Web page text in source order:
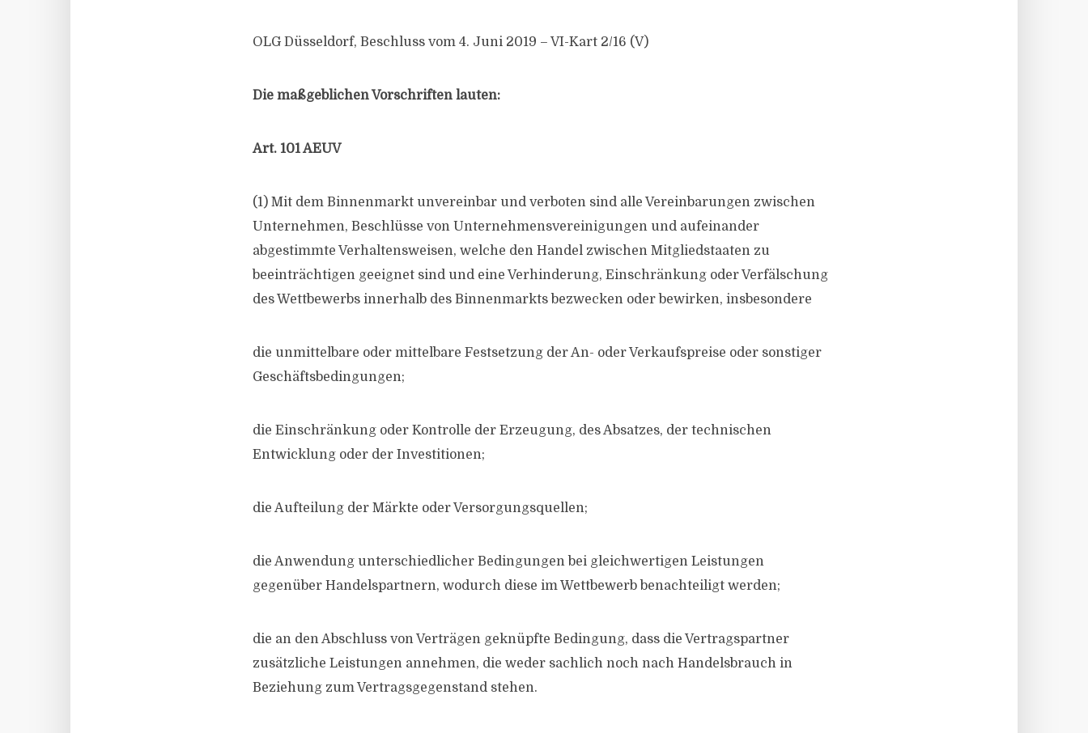
OLG Düsseldorf, Beschluss vom 4. Juni 2019 – VI-Kart 2/16 (V)
Die maßgeblichen Vorschriften lauten:
Art. 101 AEUV
(1) Mit dem Binnenmarkt unvereinbar und verboten sind alle Vereinbarungen zwischen
Unternehmen, Beschlüsse von Unternehmensvereinigungen und aufeinander
abgestimmte Verhaltensweisen, welche den Handel zwischen Mitgliedstaaten zu
beeinträchtigen geeignet sind und eine Verhinderung, Einschränkung oder Verfälschung
des Wettbewerbs innerhalb des Binnenmarkts bezwecken oder bewirken, insbesondere
die unmittelbare oder mittelbare Festsetzung der An- oder Verkaufspreise oder sonstiger
Geschäftsbedingungen;
die Einschränkung oder Kontrolle der Erzeugung, des Absatzes, der technischen
Entwicklung oder der Investitionen;
die Aufteilung der Märkte oder Versorgungsquellen;
die Anwendung unterschiedlicher Bedingungen bei gleichwertigen Leistungen
gegenüber Handelspartnern, wodurch diese im Wettbewerb benachteiligt werden;
die an den Abschluss von Verträgen geknüpfte Bedingung, dass die Vertragspartner
zusätzliche Leistungen annehmen, die weder sachlich noch nach Handelsbrauch in
Beziehung zum Vertragsgegenstand stehen.